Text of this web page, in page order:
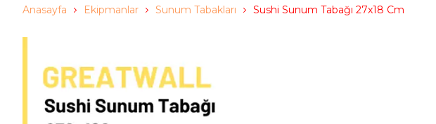
Anasayfa Ekipmanlar Sunum Tabakları Sushi Sunum Tabağı 27x18 Cm